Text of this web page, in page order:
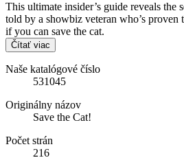
This ultimate insider’s guide reveals the
told by a showbiz veteran who’s proven
if you can save the cat.
Čítať viac
Naše katalógové číslo
531045
Originálny názov
Save the Cat!
Počet strán
216